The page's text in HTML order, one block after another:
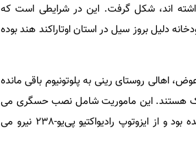
اند، شکل گرفت. این در شرایطی است که
دلیل بروز سیل در استان اوتاراکند هند بوده
اهالی روستای رینی به پلوتونیوم باقی مانده
ماموریت اطلاعاتی مشترک آمریکا و هند در دهه 1960 مشکوک هستند. این ماموریت شامل نصب حسگری می
شد که برای جمع آوری مدارک درباره آزمایش های هسته ای چین طراحی شده بود و از ایزوتوپ رادیواکتیو پی‌یو-238 نیرو می